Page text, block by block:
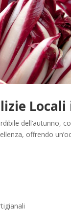
Locali
dell’autunno,
offrendo